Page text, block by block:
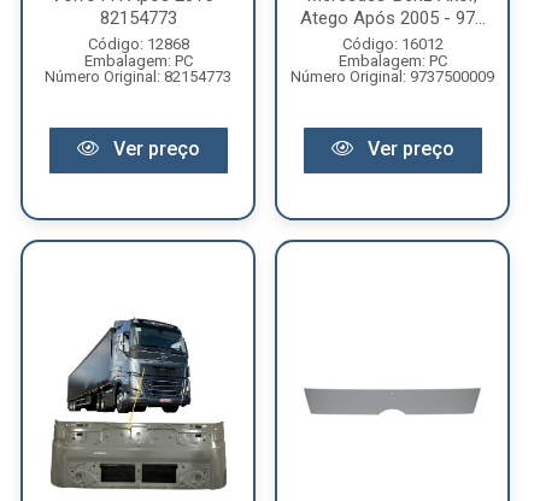
82154773
Código: 12868
Embalagem: PC
Número Original: 82154773
Ver preço
Atego Após 2005 - 97...
Código: 16012
Embalagem: PC
Número Original: 9737500009
Ver preço